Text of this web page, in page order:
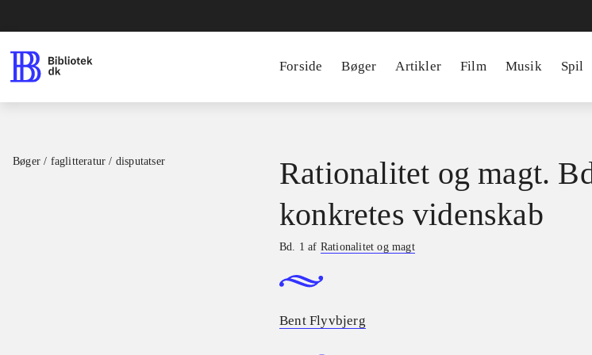
Forside Bøger Artikler Film Musik Spil
Bøger / faglitteratur / disputatser
Rationalitet og magt.
konkretes videnskab
Bd. 1 af Rationalitet og magt
Bent Flyvbjerg